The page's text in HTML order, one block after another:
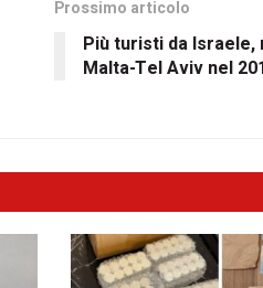
Prossimo articolo
Più turisti da
Malta-Tel Aviv nel